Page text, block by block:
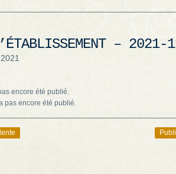
– 2021-
encore été publié.
pas encore été publié.